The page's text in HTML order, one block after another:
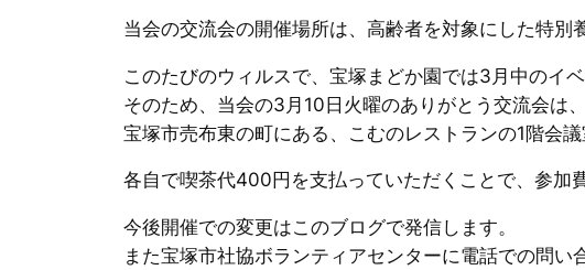
当会の交流会の開催場所は、高齢者を対象にした特別
このたびのウィルスで、宝塚まどか園では3月中のイ
そのため、当会の3月10日火曜のありがとう交流会は、
宝塚市売布東の町にある、こむのレストランの1階会
各自で喫茶代400円を支払っていただくことで、参加
今後開催での変更はこのブログで発信します。
また宝塚市社協ボランティアセンターに電話での問い